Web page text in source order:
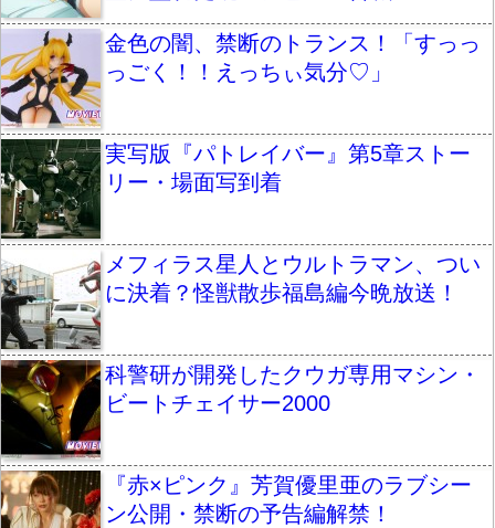
金色の闇、禁断のトランス！「すっっ
っごく！！えっちぃ気分♡」
実写版『パトレイバー』第5章ストー
リー・場面写到着
メフィラス星人とウルトラマン、つい
に決着？怪獣散歩福島編今晩放送！
科警研が開発したクウガ専用マシン・
ビートチェイサー2000
『赤×ピンク』芳賀優里亜のラブシー
ン公開・禁断の予告編解禁！